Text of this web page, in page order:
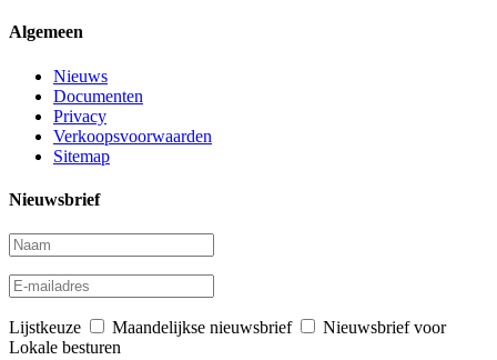
Algemeen
Nieuws
Documenten
Privacy
Verkoopsvoorwaarden
Sitemap
Nieuwsbrief
Lijstkeuze Maandelijkse nieuwsbrief
Nieuwsbrief voor
Lokale besturen